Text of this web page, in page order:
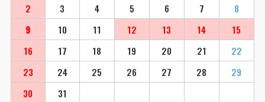
2
3 4 5 6 7
8
9
10 11 12 13 14
15
16
17 18 19 20 21
22
23
24 25 26 27 28
29
30
31